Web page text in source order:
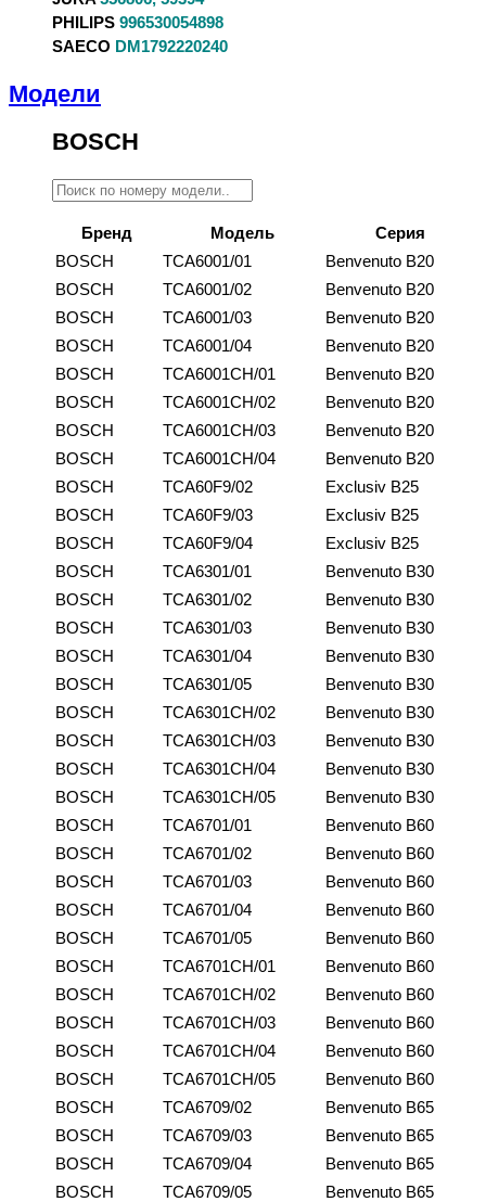
PHILIPS 996530054898
SAECO DM1792220240
Модели
BOSCH
Бренд Модель
Серия
BOSCH
TCA6001/01
Benvenuto B20
BOSCH
TCA6001/02
Benvenuto B20
BOSCH
TCA6001/03
Benvenuto B20
BOSCH
TCA6001/04
Benvenuto B20
BOSCH
TCA6001CH/01
Benvenuto B20
BOSCH
TCA6001CH/02
Benvenuto B20
BOSCH
TCA6001CH/03
Benvenuto B20
BOSCH
TCA6001CH/04
Benvenuto B20
BOSCH
TCA60F9/02
Exclusiv B25
BOSCH
TCA60F9/03
Exclusiv B25
BOSCH
TCA60F9/04
Exclusiv B25
BOSCH
TCA6301/01
Benvenuto B30
BOSCH
TCA6301/02
Benvenuto B30
BOSCH
TCA6301/03
Benvenuto B30
BOSCH
TCA6301/04
Benvenuto B30
BOSCH
TCA6301/05
Benvenuto B30
BOSCH
TCA6301CH/02
Benvenuto B30
BOSCH
TCA6301CH/03
Benvenuto B30
BOSCH
TCA6301CH/04
Benvenuto B30
BOSCH
TCA6301CH/05
Benvenuto B30
BOSCH
TCA6701/01
Benvenuto B60
BOSCH
TCA6701/02
Benvenuto B60
BOSCH
TCA6701/03
Benvenuto B60
BOSCH
TCA6701/04
Benvenuto B60
BOSCH
TCA6701/05
Benvenuto B60
BOSCH
TCA6701CH/01
Benvenuto B60
BOSCH
TCA6701CH/02
Benvenuto B60
BOSCH
TCA6701CH/03
Benvenuto B60
BOSCH
TCA6701CH/04
Benvenuto B60
BOSCH
TCA6701CH/05
Benvenuto B60
BOSCH
TCA6709/02
Benvenuto B65
BOSCH
TCA6709/03
Benvenuto B65
BOSCH
TCA6709/04
Benvenuto B65
BOSCH
TCA6709/05 Benvenuto B65